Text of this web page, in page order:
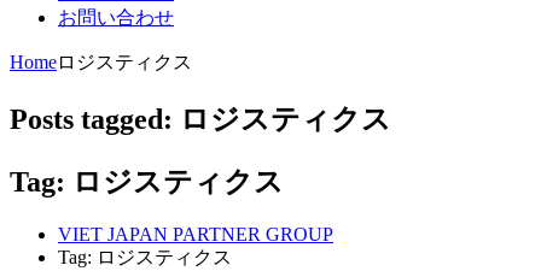
お問い合わせ
Homeロジスティクス
Posts tagged: ロジスティクス
Tag: ロジスティクス
VIET JAPAN PARTNER GROUP
Tag: ロジスティクス